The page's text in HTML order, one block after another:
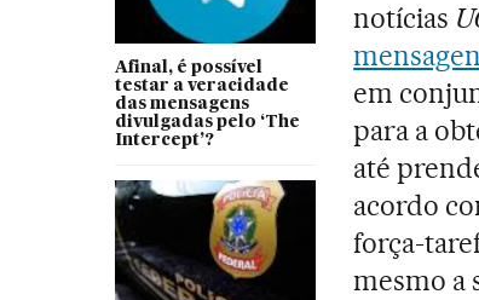
Afinal, é possível
testar a veracidade
das mensagens
divulgadas pelo ‘The
Intercept’?
notícias
em
para a
até
acordo
força-
mesmo a